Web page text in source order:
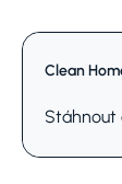
Clean
Stáhnout